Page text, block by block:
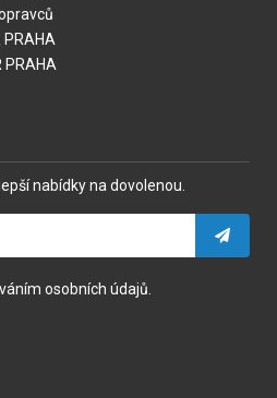
PRAHA
PRAHA
nabídky na dovolenou.
osobních údajů.